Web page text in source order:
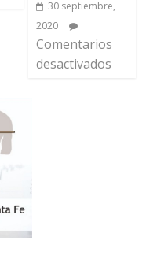
30 septiembre,
2020
Comentarios
desactivados